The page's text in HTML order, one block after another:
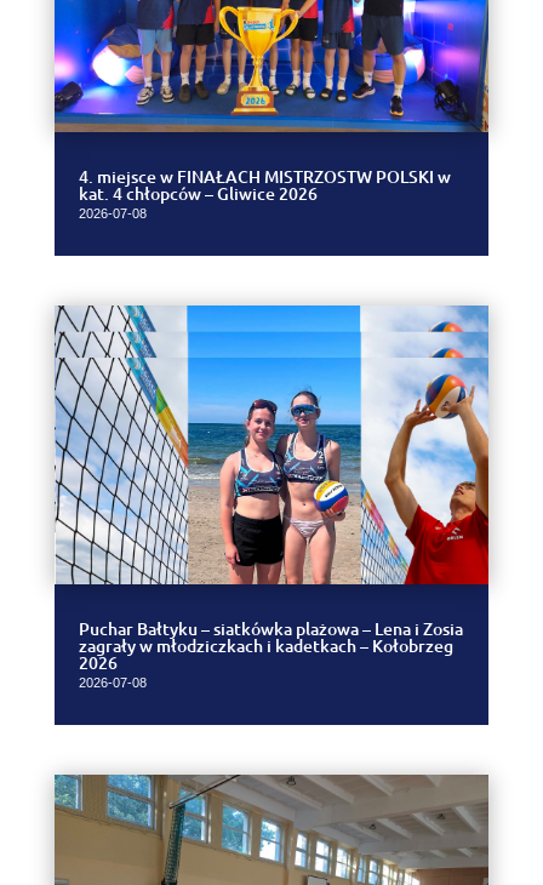
4. miejsce w FINAŁACH MISTRZOSTW POLSKI w
kat. 4 chłopców – Gliwice 2026
2026-07-08
Puchar Bałtyku – siatkówka plażowa – Lena i Zosia
zagrały w młodziczkach i kadetkach – Kołobrzeg
2026
2026-07-08